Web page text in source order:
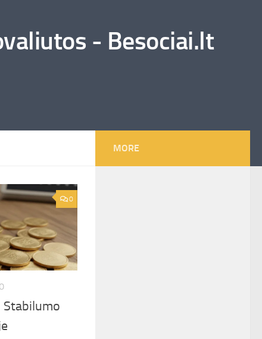
- Besociai.lt
0
MORE